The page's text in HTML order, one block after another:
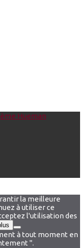
Hueman
la meilleure
à utiliser ce
l'utilisation des
à tout moment en
".